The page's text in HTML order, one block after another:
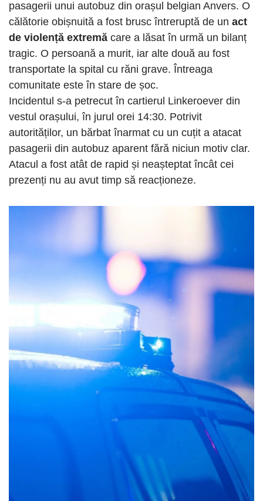
pasagerii unui autobuz din orașul belgian Anvers. O
călătorie obișnuită a fost brusc întreruptă de un act
de violență extremă care a lăsat în urmă un bilanț
tragic. O persoană a murit, iar alte două au fost
transportate la spital cu răni grave. Întreaga
comunitate este în stare de șoc.
Incidentul s-a petrecut în cartierul Linkeroever din
vestul orașului, în jurul orei 14:30. Potrivit
autorităților, un bărbat înarmat cu un cuțit a atacat
pasagerii din autobuz aparent fără niciun motiv clar.
Atacul a fost atât de rapid și neașteptat încât cei
prezenți nu au avut timp să reacționeze.